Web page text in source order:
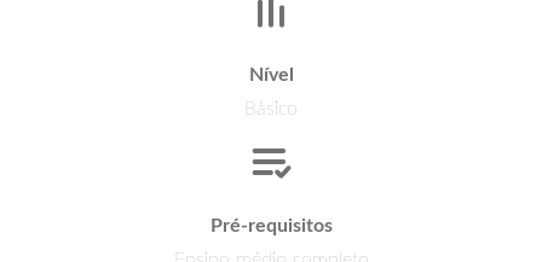
Nível
Básico
Pré-requisitos